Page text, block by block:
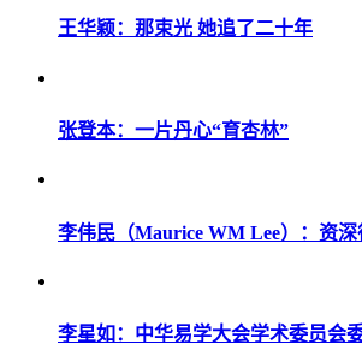
王华颖：那束光 她追了二十年
张登本：一片丹心“育杏林”
李伟民（Maurice WM Lee）：资
李星如：中华易学大会学术委员会